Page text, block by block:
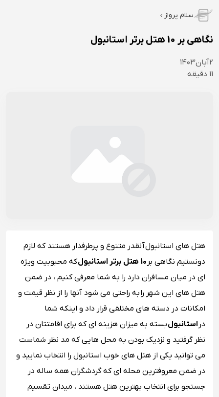
سلام پرواز
نگاهی بر 10 هتل برتر استانبول
۲آبان۱۴۰۳
11 دقیقه
هتل های استانبول آنقدر متنوع و پرطرفدار هستند که لازم
دونستیم نگاهی بر 10 هتل برتر استانبول
که محبوبیت ویژه
ای در میان مسافران دارد را به شما معرفی کنیم ، در ضمن
هتل های این شهر را به راحتی می‌ شود آنها را از نظر قیمت و
امکانات در دسته‌ های مختلفی قرار داد و اینکه شما
در استانبولبسته به میزان هزینه ‌ای که برای اقامتتان در
نظر گرفتید و نزدیک بودن به محل ‌هایی که مد نظر شماست
می ‌توانید یکی از هتل‌ های خوب استانبول را انتخاب نمایید و
در ضمن معروفترین محله ای که گردشگران همه ساله در
جستجو برای انتخاب بهترین هتل هستند ، میدان تقسیم